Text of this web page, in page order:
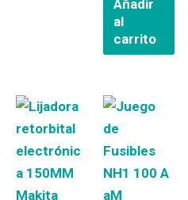
Añadir
al
carrito